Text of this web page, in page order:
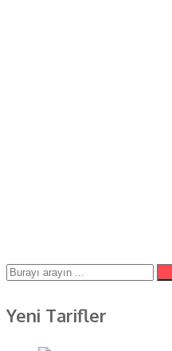
Yeni Tarifler